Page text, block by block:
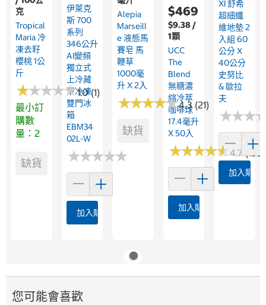
克
Tropical
Maria 冷
凍去籽
櫻桃 1公
斤
★★★★★
★★★★★1.0 (1)
最小訂
購數
量：2
缺貨
伊萊克
斯 700
系列
346公升
AI變頻
獨立式
上冷藏
下冷凍
雙門冰
箱
EBM34
02L-W
★★★★★
★★★★★
加入購物車
Alepia
Marseill
E 液態馬
賽皂 馬
鞭草
1000毫
升 X 2入
★★★★★
★★★★★4.3 (21)
缺貨
$469
$9.38 /
1顆
UCC
The
Blend
無糖濃
縮冷萃
咖啡球
17.4毫升
X 50入
★★★★★
★★★★★4.7 (195)
加入購物車
XI 舒希
超細纖
維地墊 2
入組 60
公分 X
40公分
史努比
& 歐拉
夫
★★★
★★★
加入購物
您可能會喜歡